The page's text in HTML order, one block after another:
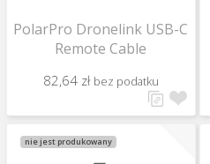
PolarPro Dronelink USB-C
Remote Cable
82,64 zł bez podatku
nie jest produkowany